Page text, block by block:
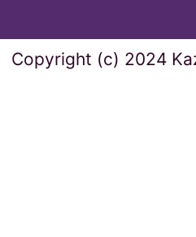
Copyright (c) 2024